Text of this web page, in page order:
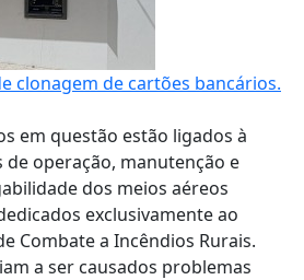
clonagem de cartões bancários.
em questão estão ligados à
de operação, manutenção e
dos meios aéreos
exclusivamente ao
Combate a Incêndios Rurais.
a ser causados problemas